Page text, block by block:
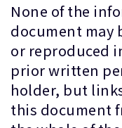
None of the
document may
or reproduced
prior written
holder, but
this document